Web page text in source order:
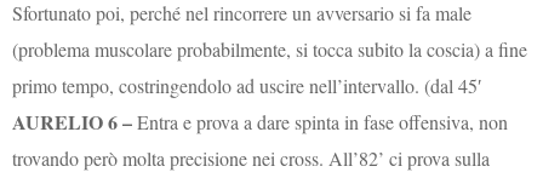
Sfortunato poi, perché nel rincorrere un avversario si fa male
(problema muscolare probabilmente, si tocca subito la coscia) a fine
primo tempo, costringendolo ad uscire nell’intervallo. (dal 45′
AURELIO 6 –Entra e prova a dare spinta in fase offensiva, non
trovando però molta precisione nei cross. All’82’ ci prova sulla